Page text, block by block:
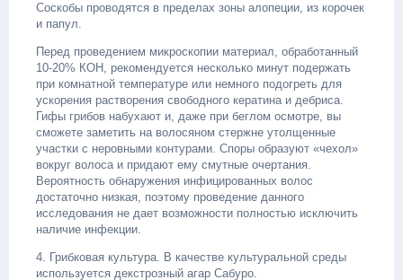
Соскобы проводятся в пределах зоны алопеции, из корочек
и папул.
Перед проведением микроскопии материал, обработанный
10-20% КОН, рекомендуется несколько минут подержать
при комнатной температуре или немного подогреть для
ускорения растворения свободного кератина и дебриса.
Гифы грибов набухают и, даже при беглом осмотре, вы
сможете заметить на волосяном стержне утолщенные
участки с неровными контурами. Споры образуют «чехол»
вокруг волоса и придают ему смутные очертания.
Вероятность обнаружения инфицированных волос
достаточно низкая, поэтому проведение данного
исследования не дает возможности полностью исключить
наличие инфекции.
4. Грибковая культура. В качестве культуральной среды
используется декстрозный агар Сабуро.